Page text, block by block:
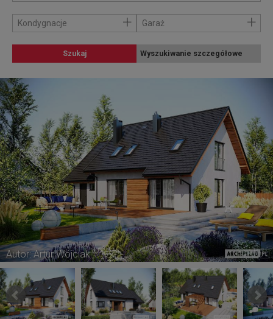
Kondygnacje + Garaż +
Szukaj Wyszukiwanie szczegółowe
Autor: Artur Wójciak